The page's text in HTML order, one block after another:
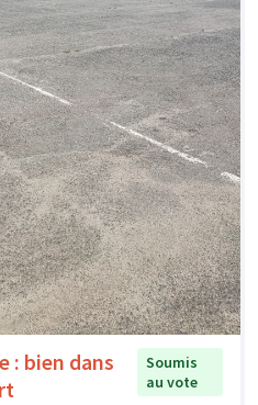
: bien dans
Soumis
au vote